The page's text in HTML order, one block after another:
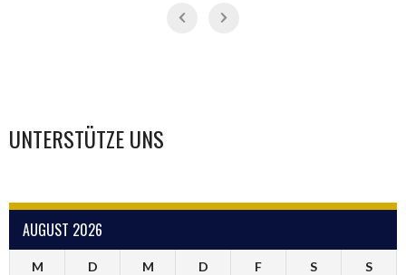
UNTERSTÜTZE UNS
AUGUST 2026
M D M D F S S